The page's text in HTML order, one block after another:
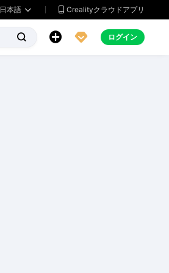
日本語   Crealityクラウドアプリ
   ログイン